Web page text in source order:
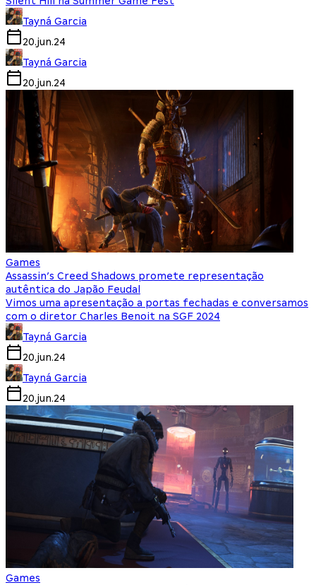
Tayná Garcia
20.jun.24
Tayná Garcia
20.jun.24
Games
Assassin’s Creed Shadows promete representação
autêntica do Japão Feudal
Vimos uma apresentação a portas fechadas e conversamos
com o diretor Charles Benoit na SGF 2024
Tayná Garcia
20.jun.24
Tayná Garcia
20.jun.24
Games